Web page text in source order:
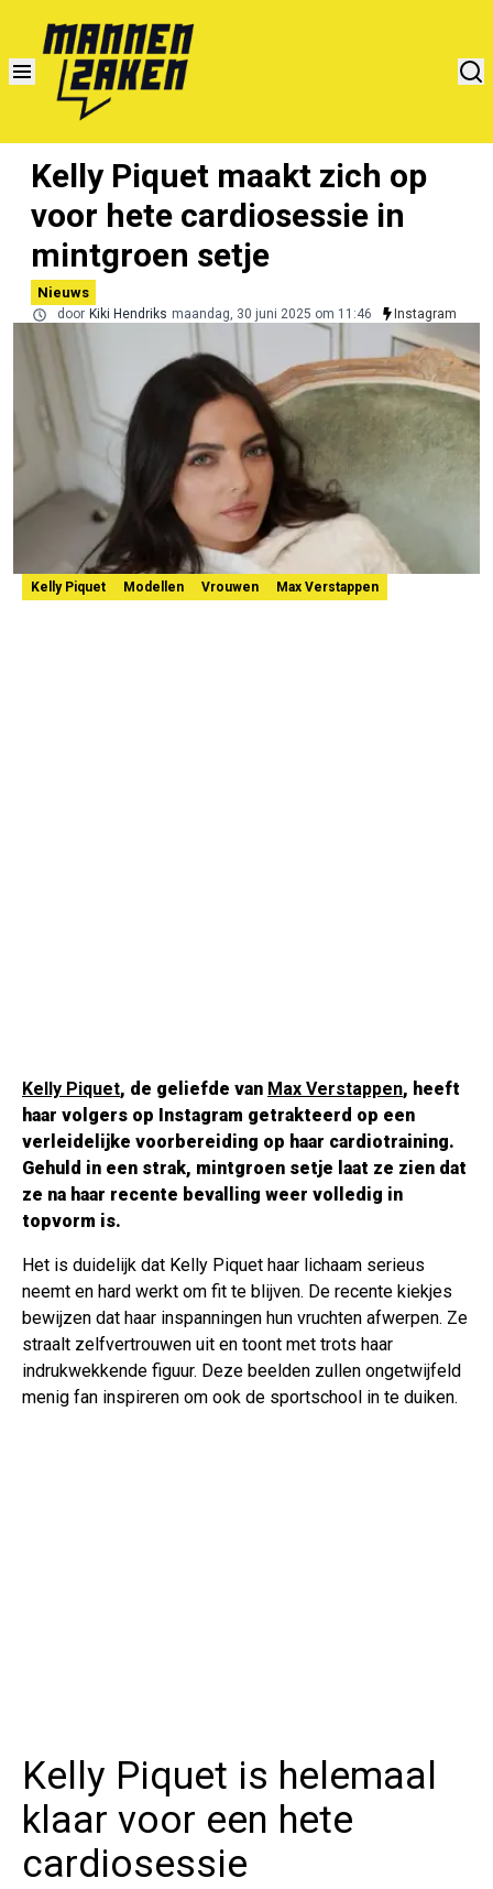
Kelly Piquet maakt zich op
voor hete cardiosessie in
mintgroen setje
Nieuws
door Kiki Hendriks maandag, 30 juni 2025 om 11:46 Instagram
Kelly Piquet Modellen Vrouwen Max Verstappen
Kelly Piquet, de geliefde van Max Verstappen, heeft
haar volgers op Instagram getrakteerd op een
verleidelijke voorbereiding op haar cardiotraining.
Gehuld in een strak, mintgroen setje laat ze zien dat
ze na haar recente bevalling weer volledig in
topvorm is.
Het is duidelijk dat Kelly Piquet haar lichaam serieus
neemt en hard werkt om fit te blijven. De recente kiekjes
bewijzen dat haar inspanningen hun vruchten afwerpen. Ze
straalt zelfvertrouwen uit en toont met trots haar
indrukwekkende figuur. Deze beelden zullen ongetwijfeld
menig fan inspireren om ook de sportschool in te duiken.
Kelly Piquet is helemaal
klaar voor een hete
cardiosessie